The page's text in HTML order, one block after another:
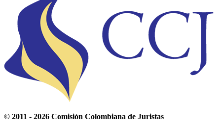
© 2011 - 2026 Comisión Colombiana de Juristas